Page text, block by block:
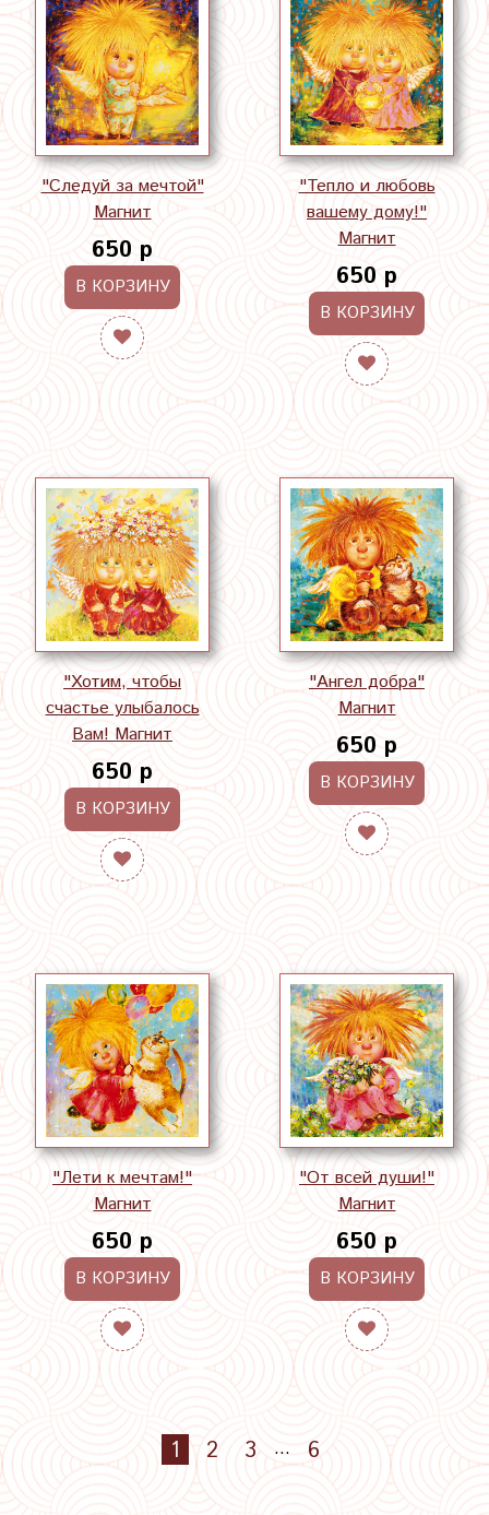
"Следуй за мечтой"
Магнит
650 р
В КОРЗИНУ
"Тепло и любовь
вашему дому!"
Магнит
650 р
В КОРЗИНУ
"Хотим, чтобы
счастье улыбалось
Вам! Магнит
650 р
В КОРЗИНУ
"Ангел добра"
Магнит
650 р
В КОРЗИНУ
"Лети к мечтам!"
Магнит
650 р
В КОРЗИНУ
"От всей души!"
Магнит
650 р
В КОРЗИНУ
1 2 3 … 6